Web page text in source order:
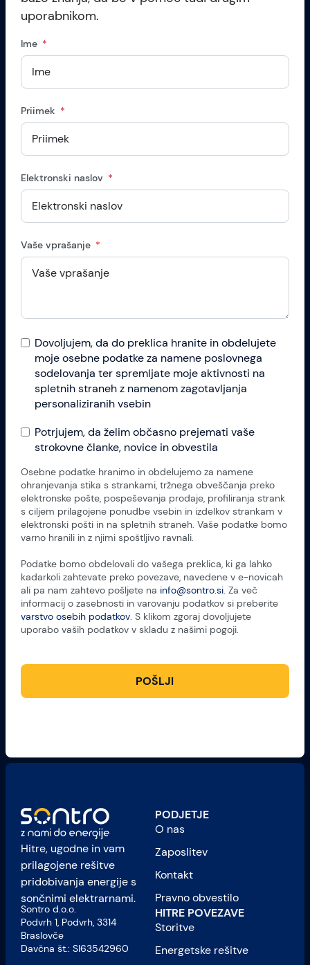
uporabnikom.
Ime
Priimek
Elektronski naslov
Vaše vprašanje
Dovoljujem, da do preklica hranite in obdelujete
moje osebne podatke za namene poslovnega
sodelovanja ter spremljate moje aktivnosti na
spletnih straneh z namenom zagotavljanja
personaliziranih vsebin
Potrjujem, da želim občasno prejemati vaše
strokovne članke, novice in obvestila
Osebne podatke hranimo in obdelujemo za namene
ohranjevanja stika s strankami, tržnega obveščanja preko
elektronske pošte, pospeševanja prodaje, profiliranja strank
s ciljem prilagojene ponudbe vsebin in izdelkov strankam v
elektronski pošti in na spletnih straneh. Vaše podatke bomo
varno hranili in z njimi spoštljivo ravnali.
Podatke bomo obdelovali do vašega preklica, ki ga lahko
kadarkoli zahtevate preko povezave, navedene v e-novicah
ali pa nam zahtevo pošljete na info@sontro.si. Za več
informacij o zasebnosti in varovanju podatkov si preberite
varstvo osebih podatkov. S klikom zgoraj dovoljujete
uporabo vaših podatkov v skladu z našimi pogoji.
POŠLJI
Hitre, ugodne in vam
prilagojene rešitve
pridobivanja energije s
sončnimi elektrarnami.
Sontro d.o.o.
Podvrh 1, Podvrh, 3314
Braslovče
Davčna št.: SI63542960
PODJETJE
O nas
Zaposlitev
Kontakt
Pravno obvestilo
HITRE POVEZAVE
Storitve
Energetske rešitve